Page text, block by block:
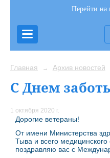
Перейти на
Главная → Архив новостей
С Днем
1 октября 2020 г.
Дорогие ветераны!
От имени Министерства
Тыва и всего
поздравляю вас с